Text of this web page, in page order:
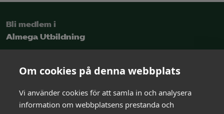
Om cookies på denna webbplats
Vi använder cookies för att samla in och analysera
information om webbplatsens prestanda och
Bli medlem i
Almega Utbildning
Kontakt
och rådgivning